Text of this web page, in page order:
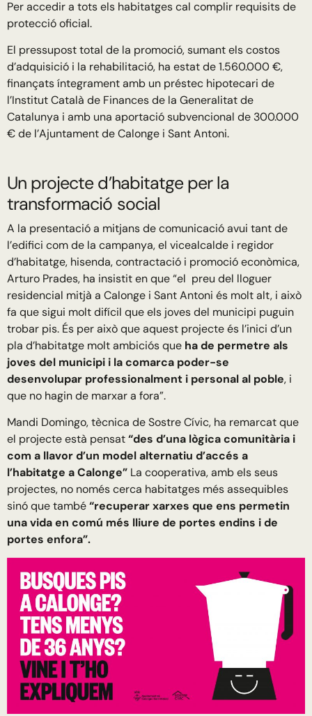
Per accedir a tots els habitatges cal complir requisits de
protecció oficial.
El pressupost total de la promoció, sumant els costos
d’adquisició i la rehabilitació, ha estat de 1.560.000 €,
finançats íntegrament amb un préstec hipotecari de
l’Institut Català de Finances de la Generalitat de
Catalunya i amb una aportació subvencional de 300.000
€ de l’Ajuntament de Calonge i Sant Antoni.
Un projecte d’habitatge per la
transformació social
A la presentació a mitjans de comunicació avui tant de
l’edifici com de la campanya, el vicealcalde i regidor
d’habitatge, hisenda, contractació i promoció econòmica,
Arturo Prades, ha insistit en que “el preu del lloguer
residencial mitjà a Calonge i Sant Antoni és molt alt, i això
fa que sigui molt difícil que els joves del municipi puguin
trobar pis. És per això que aquest projecte és l’inici d’un
pla d’habitatge molt ambiciós que ha de permetre als
joves del municipi i la comarca poder-se
desenvolupar professionalment i personal al poble, i
que no hagin de marxar a fora”.
Mandi Domingo, tècnica de Sostre Cívic, ha remarcat que
el projecte està pensat“des d’una lògica comunitària i
com a llavor d’un model alternatiu d’accés a
l’habitatge a Calonge” La cooperativa, amb els seus
projectes, no només cerca habitatges més assequibles
sinó que també“recuperar xarxes que ens permetin
una vida en comú més lliure de portes endins i de
portes enfora”.